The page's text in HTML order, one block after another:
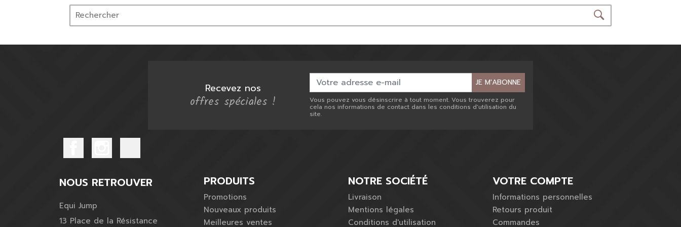
Homme
Accessoires
Cravaches
Bagagerie
Autres
Été
Hiver
Textiles intelligents & objets
connectés
Licols & longes
Étriers
Soins des cuirs
Compléments alimentaires
Soins des pieds
Friandises
Soins des cuirs
Recevez nos
offres spéciales !
JE M'ABONNE
Vous pouvez vous désinscrire à tout moment. Vous trouverez pour
cela nos informations de contact dans les conditions d'utilisation du
site.
NOUS RETROUVER
Equi Jump
13 Place de la Résistance
PRODUITS
Promotions
Nouveaux produits
Meilleures ventes
NOTRE SOCIÉTÉ
Livraison
Mentions légales
Conditions d'utilisation
VOTRE COMPTE
Informations personnelles
Retours produit
Commandes